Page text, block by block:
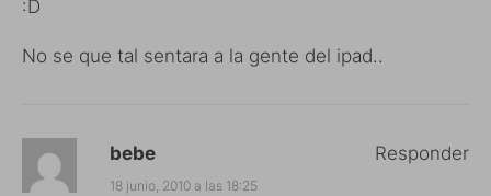
:D
No se que tal sentara a la gente del ipad..
bebe
18 junio, 2010 a las 18:25
Responder